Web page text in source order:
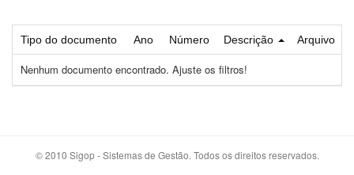
Tipo do documento Ano Número Descrição Arquivo
Nenhum documento encontrado. Ajuste os filtros!
© 2010 Sigop - Sistemas de Gestão. Todos os direitos reservados.